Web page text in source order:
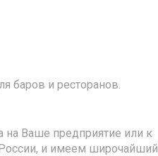
баров и ресторанов.
на Ваше предприятие или к
и имеем широчайший